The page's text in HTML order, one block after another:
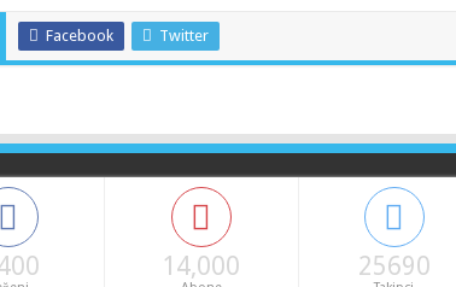
Facebook Twitter
14,000 25690